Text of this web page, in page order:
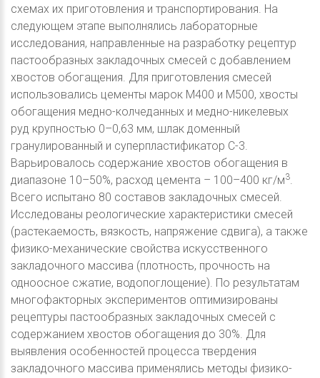
схемах их приготовления и транспортирования. На
следующем этапе выполнялись лабораторные
исследования, направленные на разработку рецептур
пастообразных закладочных смесей с добавлением
хвостов обогащения. Для приготовления смесей
использовались цементы марок М400 и М500, хвосты
обогащения медно-колчеданных и медно-никелевых
руд крупностью 0–0,63 мм, шлак доменный
гранулированный и суперпластификатор С-3.
Варьировалось содержание хвостов обогащения в
диапазоне 10–50%, расход цемента – 100–400 кг/м3.
Всего испытано 80 составов закладочных смесей.
Исследованы реологические характеристики смесей
(растекаемость, вязкость, напряжение сдвига), а также
физико-механические свойства искусственного
закладочного массива (плотность, прочность на
одноосное сжатие, водопоглощение). По результатам
многофакторных экспериментов оптимизированы
рецептуры пастообразных закладочных смесей с
содержанием хвостов обогащения до 30%. Для
выявления особенностей процесса твердения
закладочного массива применялись методы физико-